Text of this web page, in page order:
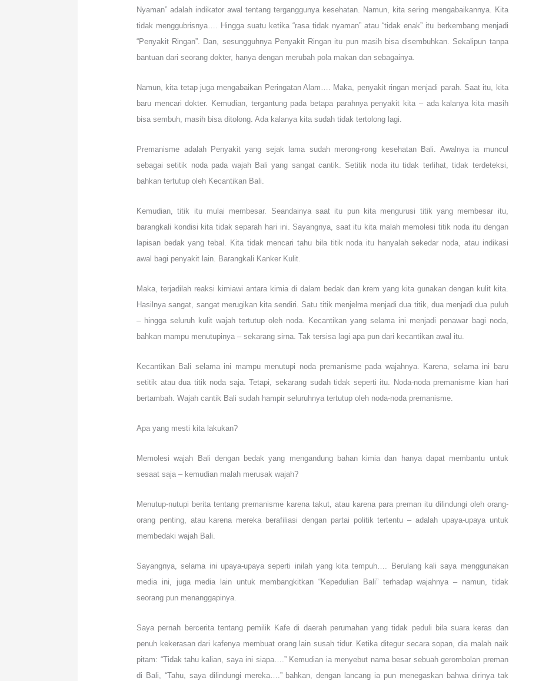
Nyaman” adalah indikator awal tentang terganggunya kesehatan. Namun, kita sering mengabaikannya. Kita
tidak menggubrisnya…. Hingga suatu ketika “rasa tidak nyaman” atau “tidak enak” itu berkembang menjadi
“Penyakit Ringan”. Dan, sesungguhnya Penyakit Ringan itu pun masih bisa disembuhkan. Sekalipun tanpa
bantuan dari seorang dokter, hanya dengan merubah pola makan dan sebagainya.
Namun, kita tetap juga mengabaikan Peringatan Alam…. Maka, penyakit ringan menjadi parah. Saat itu, kita
baru mencari dokter. Kemudian, tergantung pada betapa parahnya penyakit kita – ada kalanya kita masih
bisa sembuh, masih bisa ditolong. Ada kalanya kita sudah tidak tertolong lagi.
Premanisme adalah Penyakit yang sejak lama sudah merong-rong kesehatan Bali. Awalnya ia muncul
sebagai setitik noda pada wajah Bali yang sangat cantik. Setitik noda itu tidak terlihat, tidak terdeteksi,
bahkan tertutup oleh Kecantikan Bali.
Kemudian, titik itu mulai membesar. Seandainya saat itu pun kita mengurusi titik yang membesar itu,
barangkali kondisi kita tidak separah hari ini. Sayangnya, saat itu kita malah memolesi titik noda itu dengan
lapisan bedak yang tebal. Kita tidak mencari tahu bila titik noda itu hanyalah sekedar noda, atau indikasi
awal bagi penyakit lain. Barangkali Kanker Kulit.
Maka, terjadilah reaksi kimiawi antara kimia di dalam bedak dan krem yang kita gunakan dengan kulit kita.
Hasilnya sangat, sangat merugikan kita sendiri. Satu titik menjelma menjadi dua titik, dua menjadi dua puluh
– hingga seluruh kulit wajah tertutup oleh noda. Kecantikan yang selama ini menjadi penawar bagi noda,
bahkan mampu menutupinya – sekarang sirna. Tak tersisa lagi apa pun dari kecantikan awal itu.
Kecantikan Bali selama ini mampu menutupi noda premanisme pada wajahnya. Karena, selama ini baru
setitik atau dua titik noda saja. Tetapi, sekarang sudah tidak seperti itu. Noda-noda premanisme kian hari
bertambah. Wajah cantik Bali sudah hampir seluruhnya tertutup oleh noda-noda premanisme.
Apa yang mesti kita lakukan?
Memolesi wajah Bali dengan bedak yang mengandung bahan kimia dan hanya dapat membantu untuk
sesaat saja – kemudian malah merusak wajah?
Menutup-nutupi berita tentang premanisme karena takut, atau karena para preman itu dilindungi oleh orang-
orang penting, atau karena mereka berafiliasi dengan partai politik tertentu – adalah upaya-upaya untuk
membedaki wajah Bali.
Sayangnya, selama ini upaya-upaya seperti inilah yang kita tempuh…. Berulang kali saya menggunakan
media ini, juga media lain untuk membangkitkan “Kepedulian Bali” terhadap wajahnya – namun, tidak
seorang pun menanggapinya.
Saya pernah bercerita tentang pemilik Kafe di daerah perumahan yang tidak peduli bila suara keras dan
penuh kekerasan dari kafenya membuat orang lain susah tidur. Ketika ditegur secara sopan, dia malah naik
pitam: “Tidak tahu kalian, saya ini siapa….” Kemudian ia menyebut nama besar sebuah gerombolan preman
di Bali, “Tahu, saya dilindungi mereka….” bahkan, dengan lancang ia pun menegaskan bahwa dirinya tak